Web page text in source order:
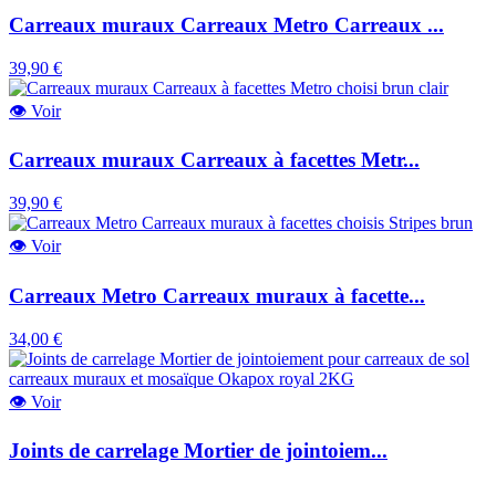
Carreaux muraux Carreaux Metro Carreaux ...
39,90 €
👁 Voir
Carreaux muraux Carreaux à facettes Metr...
39,90 €
👁 Voir
Carreaux Metro Carreaux muraux à facette...
34,00 €
👁 Voir
Joints de carrelage Mortier de jointoiem...